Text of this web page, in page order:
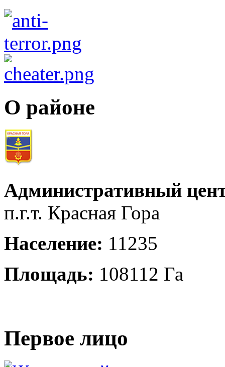
О районе
Административный
п.г.т. Красная Гора
Население: 11235
Площадь: 108112 Га
Первое лицо